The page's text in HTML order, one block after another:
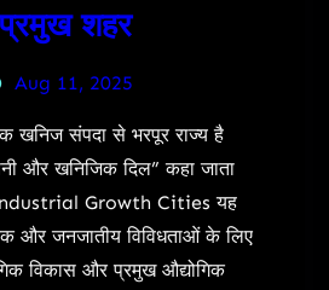
शहर
Aug 11, 2025
खनिज संपदा से भरपूर राज्य है
और खनिजिक दिल” कहा जाता
Growth Cities यह
और जनजातीय विविधताओं के लिए
विकास और प्रमुख औद्योगिक